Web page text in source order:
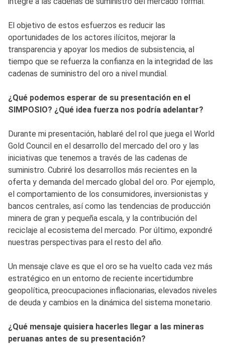
El objetivo de estos esfuerzos es reducir las
oportunidades de los actores ilícitos, mejorar la
transparencia y apoyar los medios de subsistencia, al
tiempo que se refuerza la confianza en la integridad de las
cadenas de suministro del oro a nivel mundial.
¿Qué podemos esperar de su presentación en el
SIMPOSIO? ¿Qué idea fuerza nos podría adelantar?
Durante mi presentación, hablaré del rol que juega el World
Gold Council en el desarrollo del mercado del oro y las
iniciativas que tenemos a través de las cadenas de
suministro. Cubriré los desarrollos más recientes en la
oferta y demanda del mercado global del oro. Por ejemplo,
el comportamiento de los consumidores, inversionistas y
bancos centrales, así como las tendencias de producción
minera de gran y pequeña escala, y la contribución del
reciclaje al ecosistema del mercado. Por último, expondré
nuestras perspectivas para el resto del año.
Un mensaje clave es que el oro se ha vuelto cada vez más
estratégico en un entorno de reciente incertidumbre
geopolítica, preocupaciones inflacionarias, elevados niveles
de deuda y cambios en la dinámica del sistema monetario.
¿Qué mensaje quisiera hacerles llegar a las mineras
peruanas antes de su presentación?